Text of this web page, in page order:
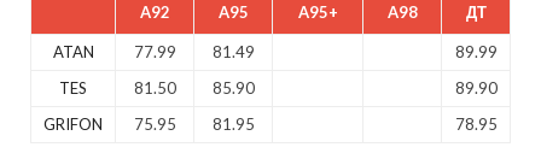
A92 A95 A95+ A98 ДТ
ATAN 77.99 81.49
89.99
TES
81.50 85.90
89.90
GRIFON
75.95 81.95 78.95